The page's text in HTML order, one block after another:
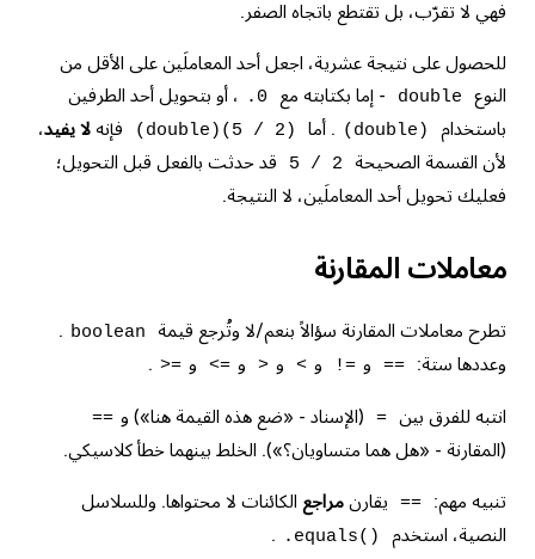
فهي لا تقرّب، بل تقتطع باتجاه الصفر.
للحصول على نتيجة عشرية، اجعل أحد المعاملَين على الأقل من
النوع
double - إما بكتابته مع .0
، أو بتحويل أحد الطرفين
باستخدام
(double) . أما (double)(5 / 2) فإنه لا يفيد،
لأن القسمة الصحيحة
5 / 2
قد حدثت بالفعل قبل التحويل؛
فعليك تحويل أحد المعاملَين، لا النتيجة.
معاملات المقارنة
تطرح معاملات المقارنة سؤالاً بنعم/لا وتُرجع قيمة boolean
.
وعددها ستة:
== و != و < و > و <= و >=
.
انتبه للفرق بين = (الإسناد - «ضع هذه القيمة هنا») و ==
(المقارنة - «هل هما متساويان؟»). الخلط بينهما خطأ كلاسيكي.
تنبيه مهم: == يقارن مراجع الكائنات لا محتواها. وللسلاسل
النصية، استخدم
.equals()
.